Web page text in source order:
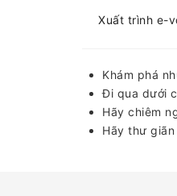
Xuất trình e-
Khám phá
Đi qua dưới
Hãy chiêm
Hãy thư